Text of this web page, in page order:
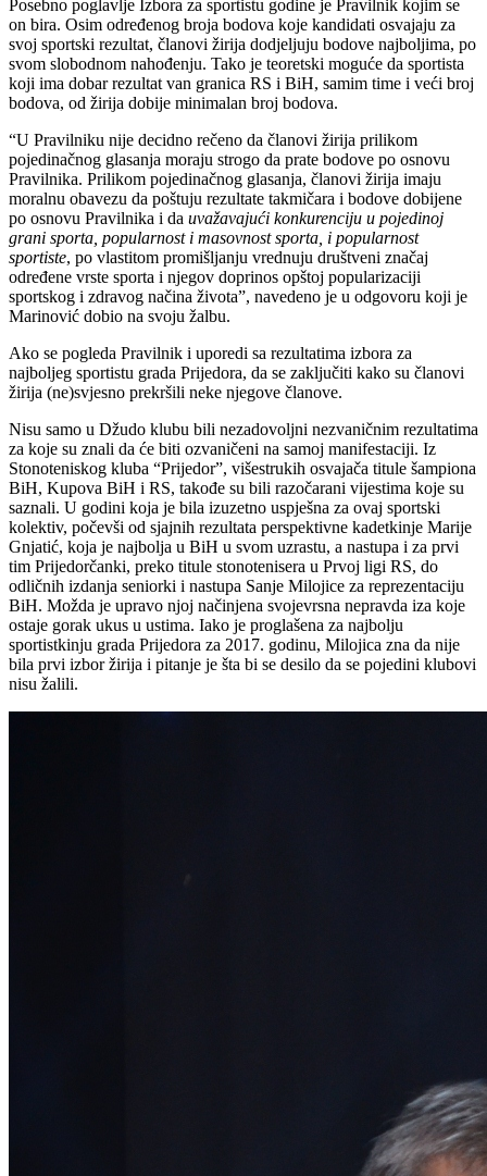
Posebno poglavlje Izbora za sportistu godine je Pravilnik kojim se
on bira. Osim određenog broja bodova koje kandidati osvajaju za
svoj sportski rezultat, članovi žirija dodjeljuju bodove najboljima, po
svom slobodnom nahođenju. Tako je teoretski moguće da sportista
koji ima dobar rezultat van granica RS i BiH, samim time i veći broj
bodova, od žirija dobije minimalan broj bodova.
“U Pravilniku nije decidno rečeno da članovi žirija prilikom
pojedinačnog glasanja moraju strogo da prate bodove po osnovu
Pravilnika. Prilikom pojedinačnog glasanja, članovi žirija imaju
moralnu obavezu da poštuju rezultate takmičara i bodove dobijene
po osnovu Pravilnika i da uvažavajući konkurenciju u pojedinoj
grani sporta, popularnost i masovnost sporta, i popularnost
sportiste, po vlastitom promišljanju vrednuju društveni značaj
određene vrste sporta i njegov doprinos opštoj popularizaciji
sportskog i zdravog načina života”, navedeno je u odgovoru koji je
Marinović dobio na svoju žalbu.
Ako se pogleda Pravilnik i uporedi sa rezultatima izbora za
najboljeg sportistu grada Prijedora, da se zaključiti kako su članovi
žirija (ne)svjesno prekršili neke njegove članove.
Nisu samo u Džudo klubu bili nezadovoljni nezvaničnim rezultatima
za koje su znali da će biti ozvaničeni na samoj manifestaciji. Iz
Stonoteniskog kluba “Prijedor”, višestrukih osvajača titule šampiona
BiH, Kupova BiH i RS, takođe su bili razočarani vijestima koje su
saznali. U godini koja je bila izuzetno uspješna za ovaj sportski
kolektiv, počevši od sjajnih rezultata perspektivne kadetkinje Marije
Gnjatić, koja je najbolja u BiH u svom uzrastu, a nastupa i za prvi
tim Prijedorčanki, preko titule stonotenisera u Prvoj ligi RS, do
odličnih izdanja seniorki i nastupa Sanje Milojice za reprezentaciju
BiH. Možda je upravo njoj načinjena svojevrsna nepravda iza koje
ostaje gorak ukus u ustima. Iako je proglašena za najbolju
sportistkinju grada Prijedora za 2017. godinu, Milojica zna da nije
bila prvi izbor žirija i pitanje je šta bi se desilo da se pojedini klubovi
nisu žalili.